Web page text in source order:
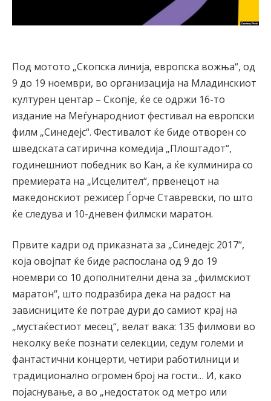
Под мотото „Скопска линија, европска вожња“, од
9 до 19 ноември, во организација на Младинскиот
културен центар – Скопје, ќе се одржи 16-то
издание на Меѓународниот фестивал на европски
филм „Синедејс“. Фестивалот ќе биде отворен со
шведската сатирична комедија „Плоштадот“,
годинешниот победник во Кан, а ќе кулминира со
премиерата на „Исцелител“, првенецот на
македонскиот режисер Ѓорче Ставревски, по што
ќе следува и 10-дневен филмски маратон.
Првите кадри од приказната за „Синедејс 2017“,
која овојпат ќе биде распослана од 9 до 19
ноември со 10 дополнителни дена за „филмскиот
маратон“, што подразбира дека на радост на
зависниците ќе потрае дури до самиот крај на
„мустаќестиот месец“, велат вака: 135 филмови во
неколку веќе познати селекции, седум големи и
фантастични концерти, четири работилници и
традиционално огромен број на гости… И, како
појаснување, а во „недостаток од метро или